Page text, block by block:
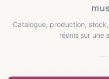
Catalogue, production,
réunis sur une